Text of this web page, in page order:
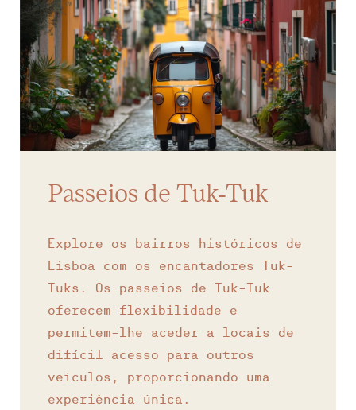
Passeios de Tuk-Tuk
Explore os bairros históricos de
Lisboa com os encantadores Tuk-
Tuks. Os passeios de Tuk-Tuk
oferecem flexibilidade e
permitem-lhe aceder a locais de
difícil acesso para outros
veículos, proporcionando uma
experiência única.